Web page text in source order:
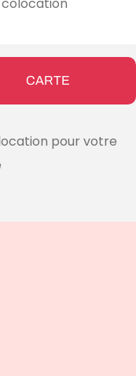
CARTE
pour votre